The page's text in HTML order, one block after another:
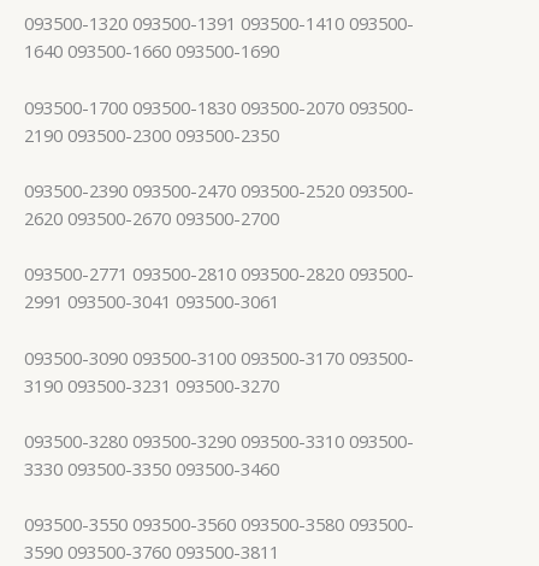
093500-1320 093500-1391 093500-1410 093500-
1640 093500-1660 093500-1690
093500-1700 093500-1830 093500-2070 093500-
2190 093500-2300 093500-2350
093500-2390 093500-2470 093500-2520 093500-
2620 093500-2670 093500-2700
093500-2771 093500-2810 093500-2820 093500-
2991 093500-3041 093500-3061
093500-3090 093500-3100 093500-3170 093500-
3190 093500-3231 093500-3270
093500-3280 093500-3290 093500-3310 093500-
3330 093500-3350 093500-3460
093500-3550 093500-3560 093500-3580 093500-
3590 093500-3760 093500-3811